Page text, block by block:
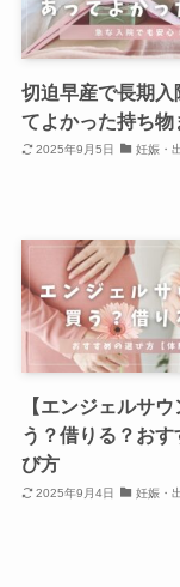
切迫早産で長期入
てよかった持ち物
2025年9月5日 妊娠・
【エンジェルサ
う？借りる？おす
び方
2025年9月4日 妊娠・